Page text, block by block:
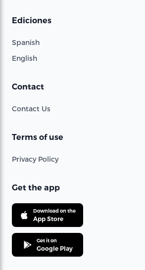
Ediciones
Spanish
English
Contact
Contact Us
Terms of use
Privacy Policy
Get the app
Download on the
App Store
Get it on
Google Play